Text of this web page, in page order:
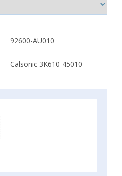
92600-AU010
Calsonic 3K610-45010